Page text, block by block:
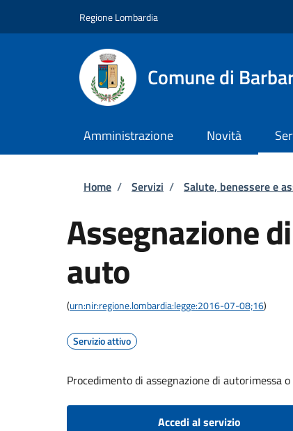
Regione Lombardia
Comune di
Amministrazione Novità
Briciole di pane
Home / Servizi / Salute, benessere e
Assegnazione
auto
(urn:nir:regione.lombardia:legge:2016-07-08;16)
Servizio attivo
Procedimento di assegnazione di autorimessa
Accedi al servizio